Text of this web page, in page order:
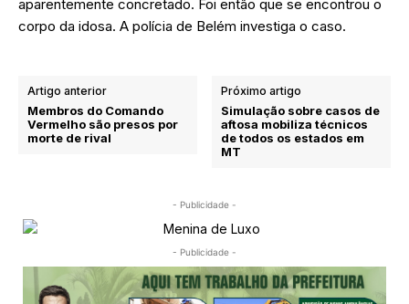
aparentemente concretado. Foi então que se encontrou o
corpo da idosa. A polícia de Belém investiga o caso.
Artigo anterior
Membros do Comando
Vermelho são presos por
morte de rival
Próximo artigo
Simulação sobre casos de
aftosa mobiliza técnicos
de todos os estados em
MT
- Publicidade -
- Publicidade -